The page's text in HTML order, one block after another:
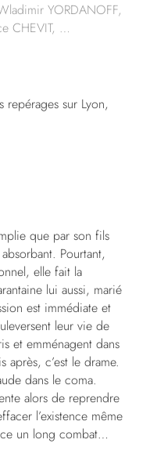
YORDANOFF,
CHEVIT, …
repérages sur Lyon,
que par son fils
Pourtant,
elle fait la
lui aussi, marié
est immédiate et
leur vie de
et emménagent dans
après, c’est le drame.
dans le coma.
alors de reprendre
l’existence même
un long combat…